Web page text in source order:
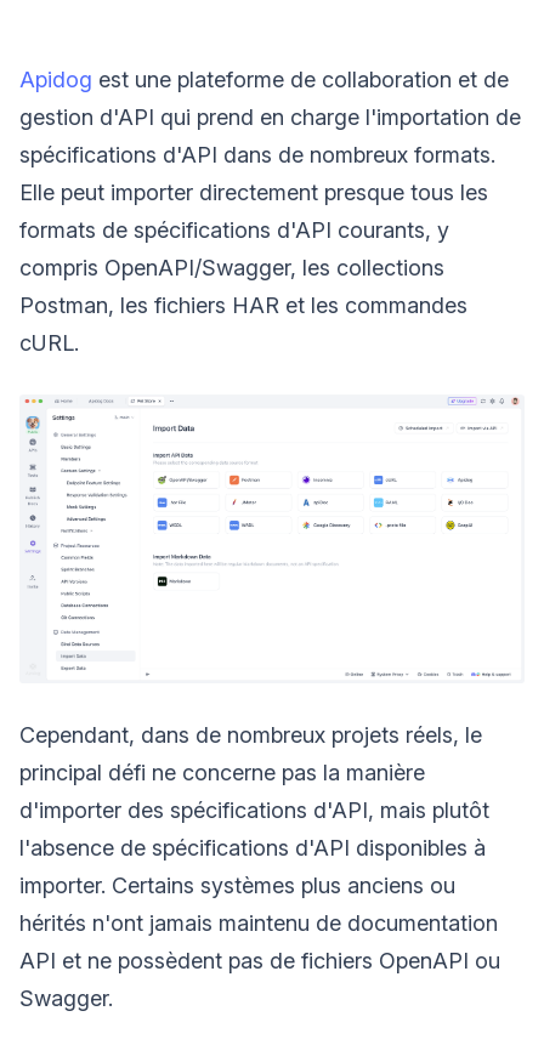
Apidog est une plateforme de collaboration et de
gestion d'API qui prend en charge l'importation de
spécifications d'API dans de nombreux formats.
Elle peut importer directement presque tous les
formats de spécifications d'API courants, y
compris OpenAPI/Swagger, les collections
Postman, les fichiers HAR et les commandes
cURL.
Cependant, dans de nombreux projets réels, le
principal défi ne concerne pas la manière
d'importer des spécifications d'API, mais plutôt
l'absence de spécifications d'API disponibles à
importer. Certains systèmes plus anciens ou
hérités n'ont jamais maintenu de documentation
API et ne possèdent pas de fichiers OpenAPI ou
Swagger.